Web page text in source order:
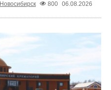
Новосибирск 800 06.08.2026